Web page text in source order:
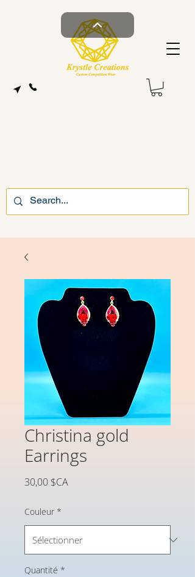
Christina gold
Earrings
30,00 $CA
Couleur *
Quantité *